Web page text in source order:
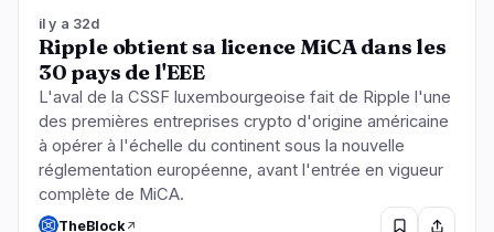
il y a 32d
Ripple obtient sa licence MiCA dans les
30 pays de l'EEE
L'aval de la CSSF luxembourgeoise fait de Ripple l'une
des premières entreprises crypto d'origine américaine
à opérer à l'échelle du continent sous la nouvelle
réglementation européenne, avant l'entrée en vigueur
complète de MiCA.
TheBlock